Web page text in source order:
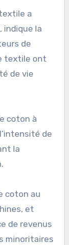
a
indique la
de
textile ont
de vie
coton à
de
la
coton au
et
de revenus
minoritaires